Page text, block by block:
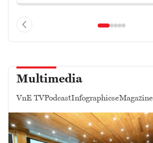
Multimedia
VnE TVPodcastInfographicseMagazine